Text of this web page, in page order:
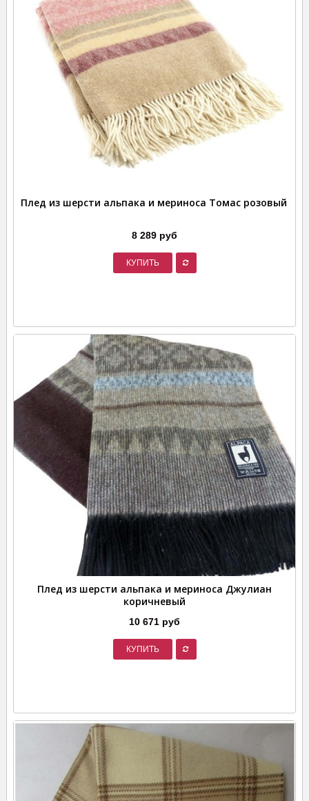
Плед из шерсти альпака и мериноса Томас розовый
8 289 руб
КУПИТЬ
Плед из шерсти альпака и мериноса Джулиан
коричневый
10 671 руб
КУПИТЬ